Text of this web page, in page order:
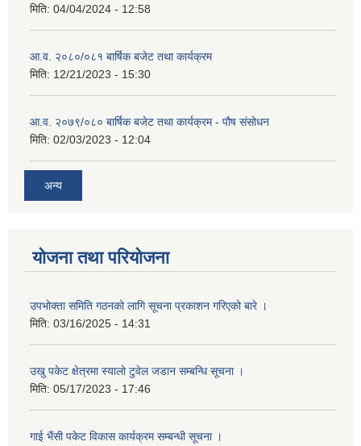
मिति: 04/04/2024 - 12:58
आ.व. २०८०/०८१ बार्षिक बजेट तथा कार्यक्रम
मिति: 12/21/2023 - 15:30
आ.व. २०७९/०८० बार्षिक बजेट तथा कार्यक्रम - पौष संसोधन
मिति: 02/03/2023 - 12:04
अन्य
योजना तथा परियोजना
उपभोक्ता समिति गठनको लागि सूचना प्रकाशन गरिएको बारे ।
मिति: 03/16/2025 - 14:31
उखु पकेट क्षेत्रमा स्यालो टुवेल जडान सम्बन्धि सूचना ।
मिति: 05/17/2023 - 17:46
गाई भैंसी पकेट विकास कार्यक्रम सम्बन्धी सूचना ।